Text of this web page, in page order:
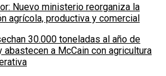
Nuevo ministerio reorganiza la
agrícola, productiva y comercial